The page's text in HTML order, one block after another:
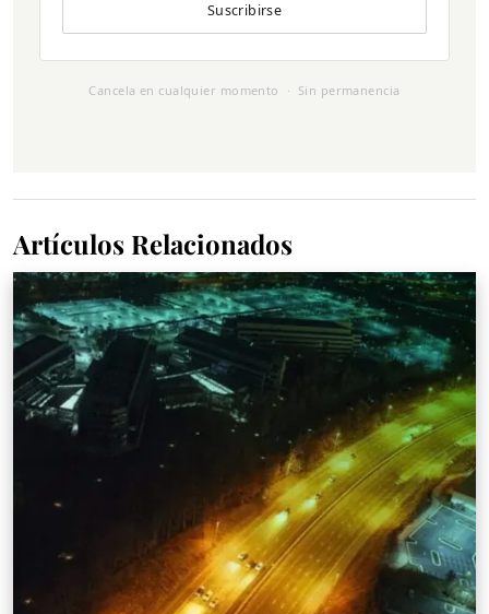
Suscribirse
Cancela en cualquier momento · Sin permanencia
Artículos Relacionados